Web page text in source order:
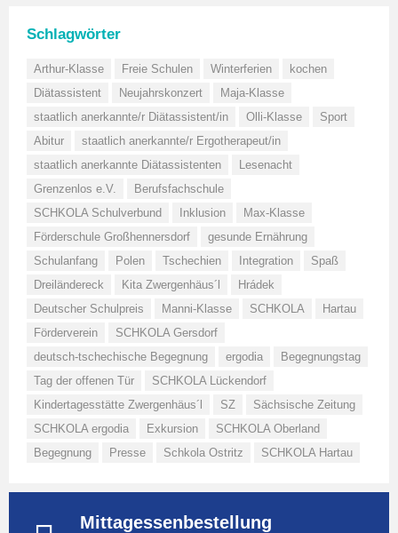
Schlagwörter
Arthur-Klasse Freie Schulen Winterferien
kochen
Diätassistent
Neujahrskonzert
Maja-Klasse
staatlich anerkannte/r Diätassistent/in
Olli-Klasse
Sport
Abitur
staatlich anerkannte/r Ergotherapeut/in
staatlich anerkannte Diätassistenten
Lesenacht
Grenzenlos e.V.
Berufsfachschule
SCHKOLA Schulverbund
Inklusion
Max-Klasse
Förderschule Großhennersdorf
gesunde Ernährung
Schulanfang
Polen Tschechien Integration
Spaß
Dreiländereck
Kita Zwergenhäus´l
Hrádek
Deutscher Schulpreis
Manni-Klasse SCHKOLA
Hartau
Förderverein
SCHKOLA Gersdorf
deutsch-tschechische Begegnung
ergodia
Begegnungstag
Tag der offenen Tür
SCHKOLA Lückendorf
Kindertagesstätte Zwergenhäus´l
SZ
Sächsische Zeitung
SCHKOLA ergodia
Exkursion
SCHKOLA Oberland
Begegnung
Presse Schkola Ostritz SCHKOLA Hartau
Mittagessenbestellung